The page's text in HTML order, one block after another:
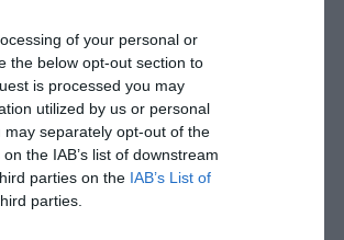
of your personal or
the below opt-out section to
is processed you may
utilized by us or personal
separately opt-out of the
the IAB’s list of downstream
parties on the IAB’s List of
parties.